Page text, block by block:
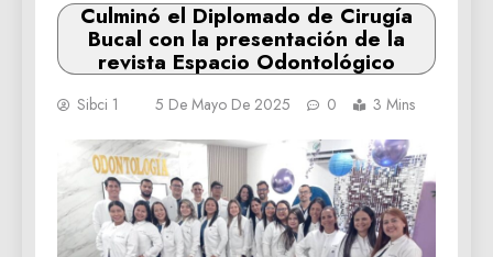
Culminó el Diplomado de Cirugía
Bucal con la presentación de la
revista Espacio Odontológico
Sibci 1 5 De Mayo De 2025 0 3 Mins